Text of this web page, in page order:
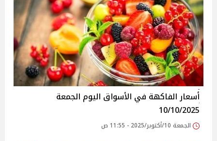
أسعار الفاكهة في الأسواق‎‎ اليوم الجمعة
10/10/2025
الجمعة 10/أكتوبر/2025 - 11:55 ص